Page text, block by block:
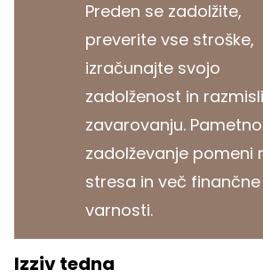
Preden se zadolžite,
preverite vse stroške,
izračunajte svojo
zadolženost in
zavarovanju. Pametno
zadolževanje pomeni
stresa in več finančne
varnosti.
Izziv tedna